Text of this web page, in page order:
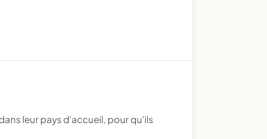
leur pays d'accueil, pour qu'ils